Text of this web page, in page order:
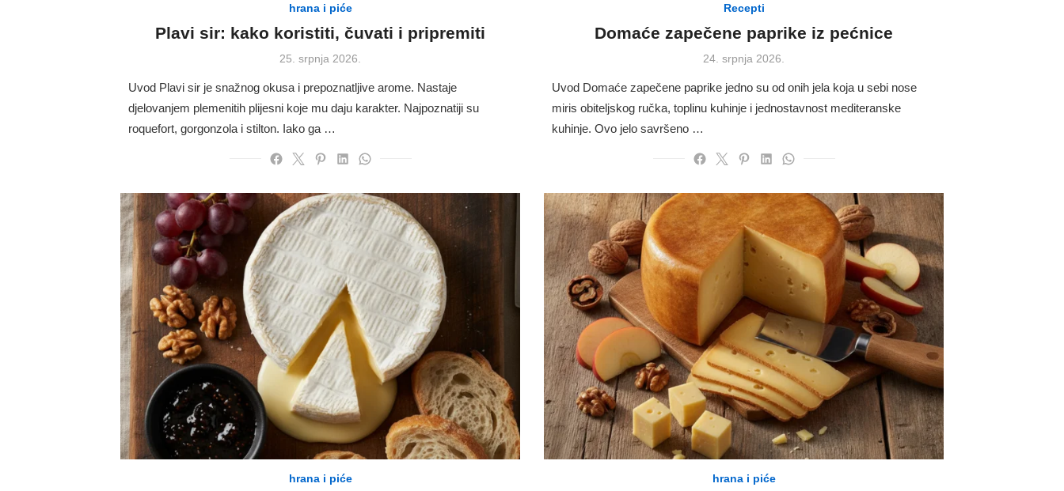
hrana i piće
Plavi sir: kako koristiti, čuvati i pripremiti
Posted
25. srpnja 2026.
Uvod Plavi sir je snažnog okusa i prepoznatljive arome. Nastaje
djelovanjem plemenitih plijesni koje mu daju karakter. Najpoznatiji su
roquefort, gorgonzola i stilton. Iako ga …
Recepti
Domaće zapečene paprike iz pećnice
Posted
24. srpnja 2026.
Uvod Domaće zapečene paprike jedno su od onih jela koja u sebi nose
miris obiteljskog ručka, toplinu kuhinje i jednostavnost mediteranske
kuhinje. Ovo jelo savršeno …
hrana i piće hrana i piće